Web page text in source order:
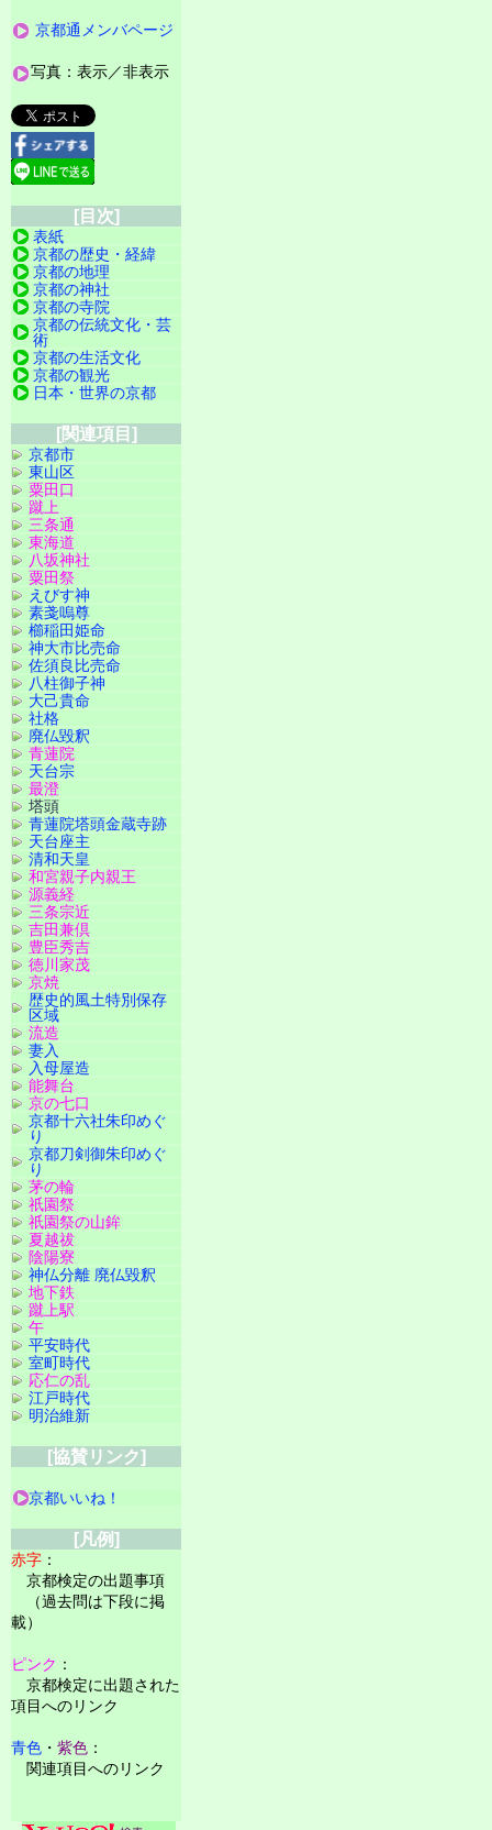
京都通メンバページ
写真：表示／非表示
[目次]
表紙
京都の歴史・経緯
京都の地理
京都の神社
京都の寺院
京都の伝統文化・芸
術
京都の生活文化
京都の観光
日本・世界の京都
[関連項目]
京都市
東山区
粟田口
蹴上
三条通
東海道
八坂神社
粟田祭
えびす神
素戔嗚尊
櫛稲田姫命
神大市比売命
佐須良比売命
八柱御子神
大己貴命
社格
廃仏毀釈
青蓮院
天台宗
最澄
塔頭
青蓮院塔頭金蔵寺跡
天台座主
清和天皇
和宮親子内親王
源義経
三条宗近
吉田兼倶
豊臣秀吉
徳川家茂
京焼
歴史的風土特別保存
区域
流造
妻入
入母屋造
能舞台
京の七口
京都十六社朱印めぐ
り
京都刀剣御朱印めぐ
り
茅の輪
祇園祭
祇園祭の山鉾
夏越祓
陰陽寮
神仏分離 廃仏毀釈
地下鉄
蹴上駅
午
平安時代
室町時代
応仁の乱
江戸時代
明治維新
[協賛リンク]
京都いいね！
[凡例]
赤字 ：
京都検定の出題事項
（過去問は下段に掲
載）
ピンク ：
京都検定に出題された
項目へのリンク
青色 ・ 紫色 ：
関連項目へのリンク